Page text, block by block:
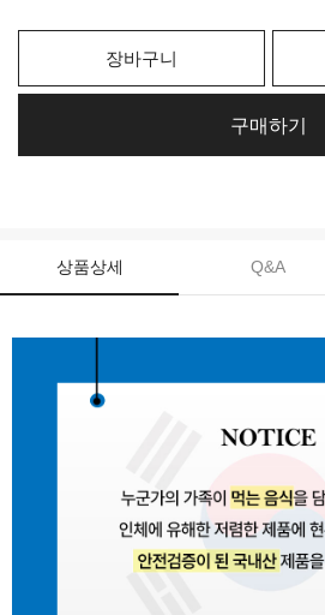
장바구니
구매하기
상품상세 Q&A